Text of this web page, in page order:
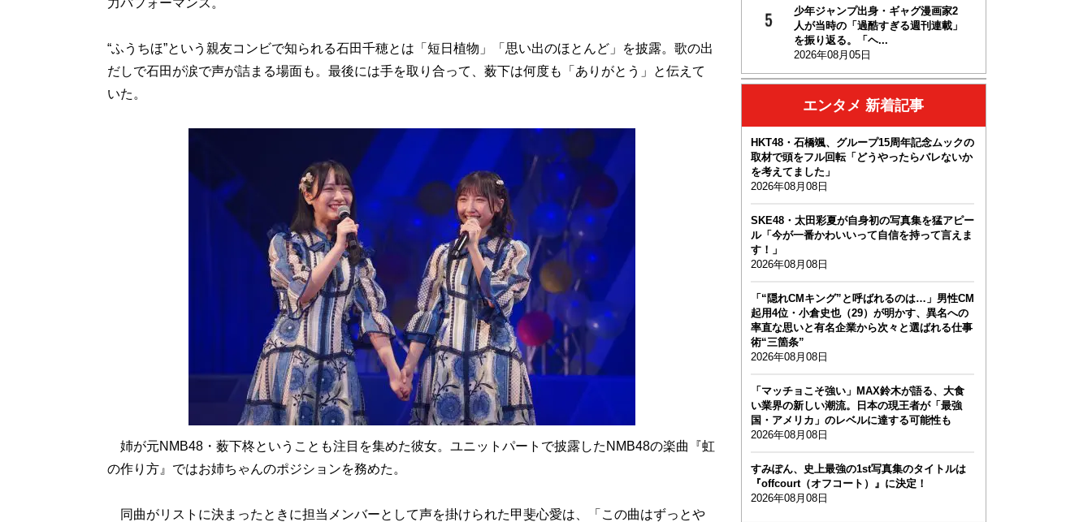
力パフォーマンス。
“ふうちほ”という親友コンビで知られる石田千穂とは「短日植物」「思い出のほとんど」を披露。歌の出
だしで石田が涙で声が詰まる場面も。最後には手を取り合って、薮下は何度も「ありがとう」と伝えて
いた。
姉が元NMB48・薮下柊ということも注目を集めた彼女。ユニットパートで披露したNMB48の楽曲『虹
の作り方』ではお姉ちゃんのポジションを務めた。
同曲がリストに決まったときに担当メンバーとして声を掛けられた甲斐心愛は、「この曲はずっとや
少年ジャンプ出身・ギャグ漫画家2
人が当時の「過酷すぎる週刊連載」
を振り返る。「ヘ...
2026年08月05日
エンタメ 新着記事
HKT48・石橋颯、グループ15周年記念ムックの
取材で頭をフル回転「どうやったらバレないか
を考えてました」
2026年08月08日
SKE48・太田彩夏が自身初の写真集を猛アピー
ル「今が一番かわいいって自信を持って言えま
す！」
2026年08月08日
「“隠れCMキング”と呼ばれるのは…」男性CM
起用4位・小倉史也（29）が明かす、異名への
率直な思いと有名企業から次々と選ばれる仕事
術“三箇条”
2026年08月08日
「マッチョこそ強い」MAX鈴木が語る、大食
い業界の新しい潮流。日本の現王者が「最強
国・アメリカ」のレベルに達する可能性も
2026年08月08日
すみぽん、史上最強の1st写真集のタイトルは
『offcourt（オフコート）』に決定！
2026年08月08日